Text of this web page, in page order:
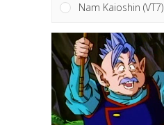
Nam Kaioshin (VT7)